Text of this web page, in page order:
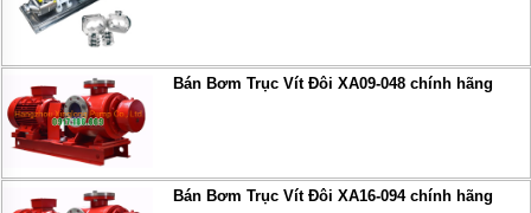
Bán Bơm Trục Vít Đôi XA09-048 chính hãng
Bán Bơm Trục Vít Đôi XA16-094 chính hãng